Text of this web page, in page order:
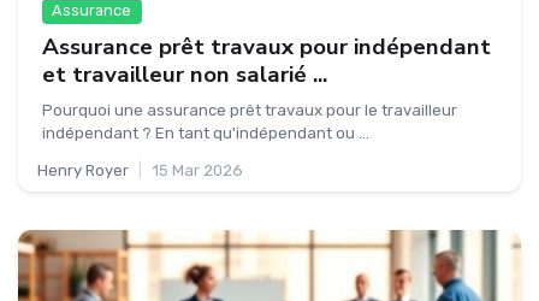
Assurance
Assurance prêt travaux pour indépendant
et travailleur non salarié ...
Pourquoi une assurance prêt travaux pour le travailleur
indépendant ? En tant qu'indépendant ou ...
Henry Royer 15 Mar 2026